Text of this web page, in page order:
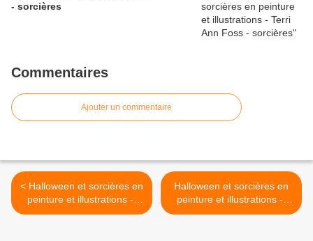
- sorcières
Commentaires
Ajouter un commentaire
< Halloween et sorcières en
peinture et illustrations -
Debbie Criswell - Halloween
Halloween et sorcières en
peinture et illustrations -
Debbie Criswell - Halloween